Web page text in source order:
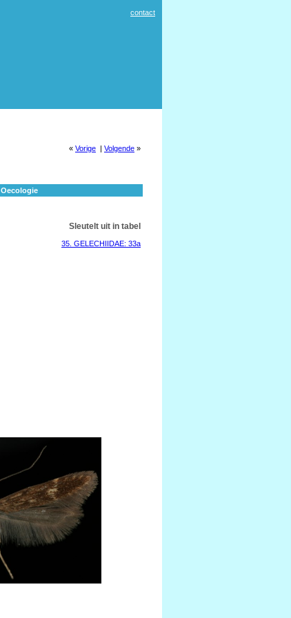
contact
« Vorige | Volgende »
Oecologie
Sleutelt uit in tabel
35. GELECHIIDAE: 33a